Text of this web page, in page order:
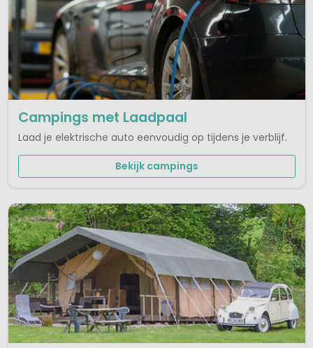
Campings met Laadpaal
Laad je elektrische auto eenvoudig op tijdens je verblijf.
Bekijk campings